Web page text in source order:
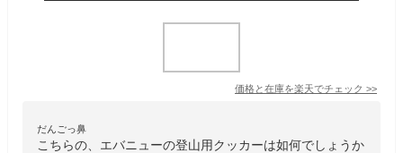
価格と在庫を楽天でチェック >>
だんごっ鼻
こちらの、エバニューの登山用クッカーは如何でしょうか